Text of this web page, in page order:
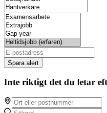
Spara alert
Inte riktigt det du letar